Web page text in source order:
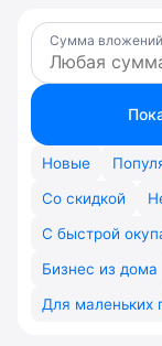
Сумма вложений
Новые
Со скидкой
С быстрой
Бизнес из дома
Для маленьких